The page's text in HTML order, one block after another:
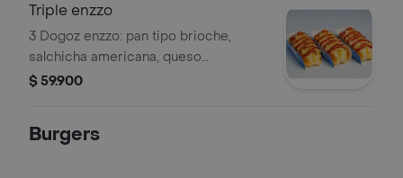
Triple enzzo
3 Dogoz enzzo: pan tipo brioche,
salchicha americana, queso
mozzarella, piña caramelizada, papa
$ 59.900
Burgers